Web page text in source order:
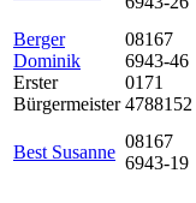
Berger
Dominik
Erster
Bürgermeister
08167
6943-46
0171
4788152
Best Susanne
08167
6943-19